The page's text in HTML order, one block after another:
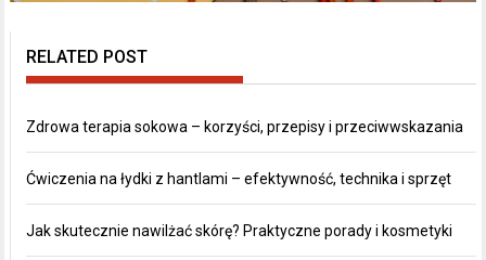
RELATED POST
Zdrowa terapia sokowa – korzyści, przepisy i przeciwwskazania
Ćwiczenia na łydki z hantlami – efektywność, technika i sprzęt
Jak skutecznie nawilżać skórę? Praktyczne porady i kosmetyki